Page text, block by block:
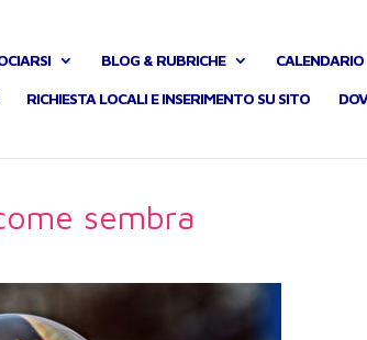
BLOG & RUBRICHE CALENDARIO
RICHIESTA LOCALI E INSERIMENTO SU SITO
sembra